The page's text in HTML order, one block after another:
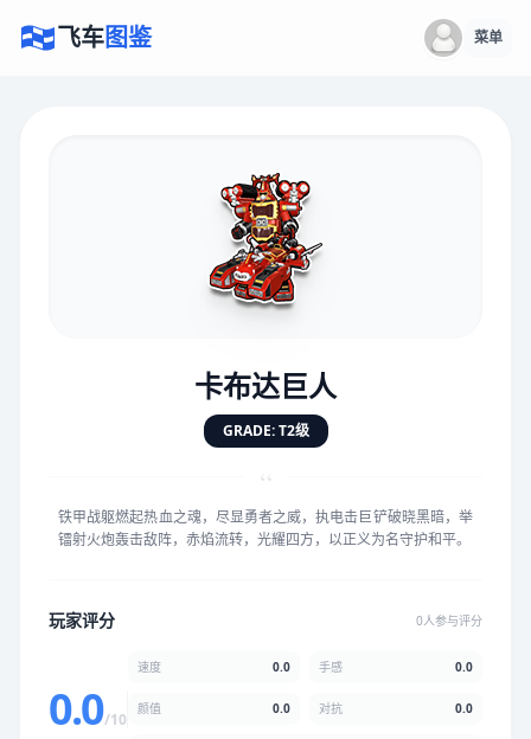
飞车图鉴 菜单
卡布达巨人
GRADE: T2级
“
铁甲战躯燃起热血之魂，尽显勇者之威，执电击巨铲破晓黑暗，举
镭射火炮轰击敌阵，赤焰流转，光耀四方，以正义为名守护和平。
玩家评分 0人参与评分
0.0/10
速度 0.0 手感 0.0
颜值 0.0 对抗 0.0
★★★★★★★
手感 5.0分
★★ ★ ★